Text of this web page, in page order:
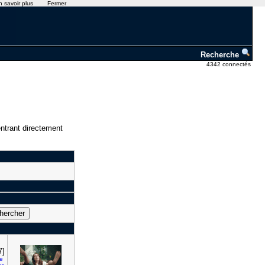
Recherche
4342 connectés
directement
savoir plus Fermer